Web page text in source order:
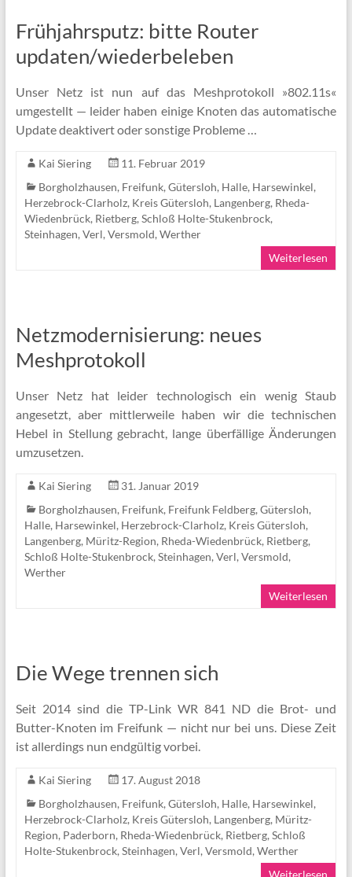
Frühjahrsputz: bitte Router
updaten/wiederbeleben
Unser Netz ist nun auf das Meshprotokoll »802.11s«
umgestellt — leider haben einige Knoten das automatische
Update deaktivert oder sonstige Probleme …
Kai Siering
11. Februar 2019
Borgholzhausen, Freifunk, Gütersloh, Halle, Harsewinkel,
Herzebrock-Clarholz, Kreis Gütersloh, Langenberg, Rheda-
Wiedenbrück, Rietberg, Schloß Holte-Stukenbrock,
Steinhagen, Verl, Versmold, Werther
Weiterlesen
Netzmodernisierung: neues
Meshprotokoll
Unser Netz hat leider technologisch ein wenig Staub
angesetzt, aber mittlerweile haben wir die tech­nischen
Hebel in Stell­ung ge­bracht, lange über­fällige Änder­ungen
um­zu­setzen.
Kai Siering
31. Januar 2019
Borgholzhausen, Freifunk, Freifunk Feldberg, Gütersloh,
Halle, Harsewinkel, Herzebrock-Clarholz, Kreis Gütersloh,
Langenberg, Müritz-Region, Rheda-Wiedenbrück, Rietberg,
Schloß Holte-Stukenbrock, Steinhagen, Verl, Versmold,
Werther
Weiterlesen
Die Wege trennen sich
Seit 2014 sind die TP-Link WR 841 ND die Brot- und
Butter-Knoten im Freifunk — nicht nur bei uns. Diese Zeit
ist allerdings nun endgültig vorbei.
Kai Siering
17. August 2018
Borgholzhausen, Freifunk, Gütersloh, Halle, Harsewinkel,
Herzebrock-Clarholz, Kreis Gütersloh, Langenberg, Müritz-
Region, Paderborn, Rheda-Wiedenbrück, Rietberg, Schloß
Holte-Stukenbrock, Steinhagen, Verl, Versmold, Werther
Weiterlesen